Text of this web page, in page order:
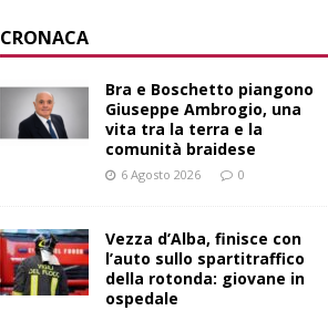
CRONACA
Bra e Boschetto piangono
Giuseppe Ambrogio, una
vita tra la terra e la
comunità braidese
6 Agosto 2026 0
Vezza d’Alba, finisce con
l’auto sullo spartitraffico
della rotonda: giovane in
ospedale